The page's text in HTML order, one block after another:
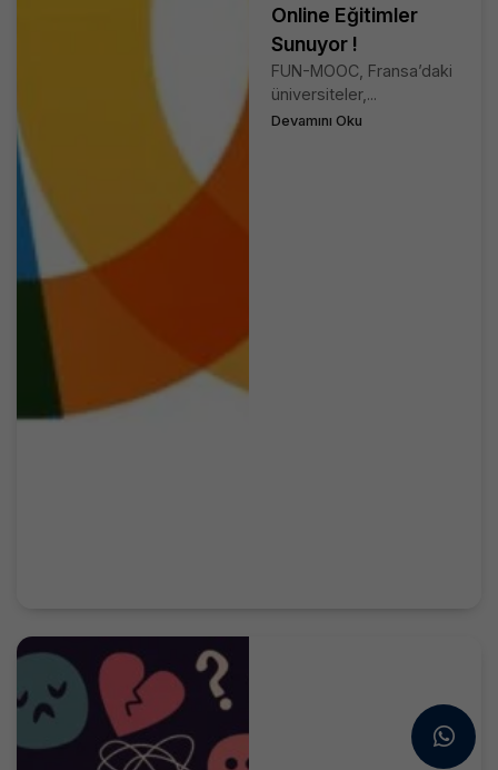
Online Eğitimler
Sunuyor !
FUN-MOOC, Fransa’daki
üniversiteler,...
Devamını Oku